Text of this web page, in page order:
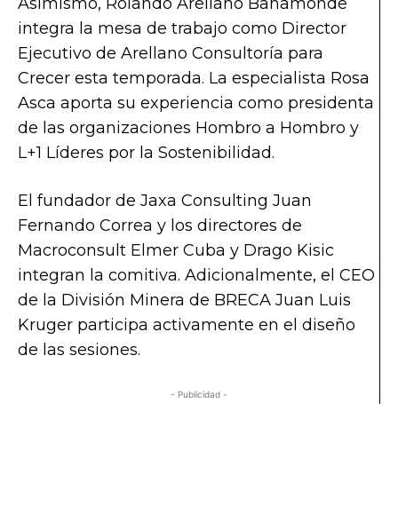
integra la mesa de trabajo como Director
Ejecutivo de Arellano Consultoría para
Crecer esta temporada. La especialista Rosa
Asca aporta su experiencia como presidenta
de las organizaciones Hombro a Hombro y
L+1 Líderes por la Sostenibilidad.
El fundador de Jaxa Consulting Juan
Fernando Correa y los directores de
Macroconsult Elmer Cuba y Drago Kisic
integran la comitiva. Adicionalmente, el CEO
de la División Minera de BRECA Juan Luis
Kruger participa activamente en el diseño
de las sesiones.
- Publicidad -